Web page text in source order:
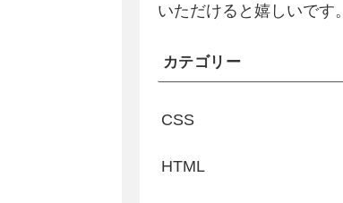
いただけると嬉しいです。
カテゴリー
CSS
HTML